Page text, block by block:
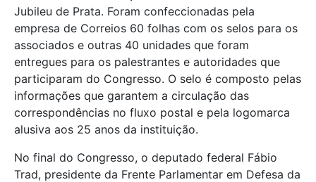
Jubileu de Prata. Foram confeccionadas pela
empresa de Correios 60 folhas com os selos para os
associados e outras 40 unidades que foram
entregues para os palestrantes e autoridades que
participaram do Congresso. O selo é composto pelas
informações que garantem a circulação das
correspondências no fluxo postal e pela logomarca
alusiva aos 25 anos da instituição.
No final do Congresso, o deputado federal Fábio
Trad, presidente da Frente Parlamentar em Defesa da